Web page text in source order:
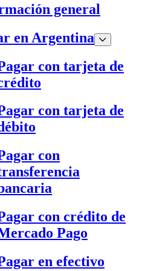
general
en Argentina
con tarjeta de
con tarjeta de
con
con crédito de
Pago
en efectivo